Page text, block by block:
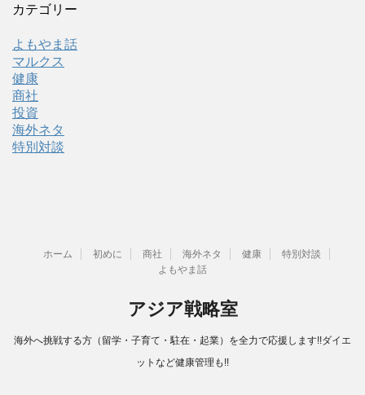
カテゴリー
よもやま話
マルクス
健康
商社
投資
海外ネタ
特別対談
ホーム 初めに 商社 海外ネタ 健康
特別対談
よもやま話
アジア戦略室
海外へ挑戦する方（留学・子育て・駐在・起業）を全力で応援します!!ダイエ
ットなど健康管理も!!